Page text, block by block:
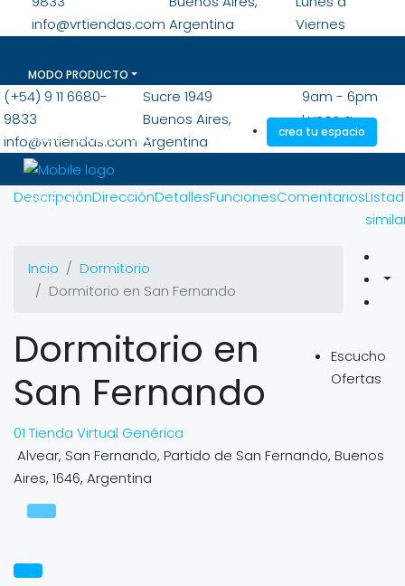
info@vrtiendas.com Argentina
Viernes
MODO PRODUCTO
MODO TIENDA VIRTUAL
AYUDA
crea tu espacio
(+54) 9 11 6680-
9833
info@vrtiendas.com
Sucre 1949
Buenos Aires,
Argentina
9am - 6pm
Lunes a
Viernes
DescripciónDirecciónDetallesFuncionesComentarios
Incio
Dormitorio
Dormitorio en San Fernando
Dormitorio en
San Fernando
Escucho
Ofertas
01 Tienda Virtual Genérica
Alvear, San Fernando, Partido de San Fernando, Buenos
Aires, 1646, Argentina